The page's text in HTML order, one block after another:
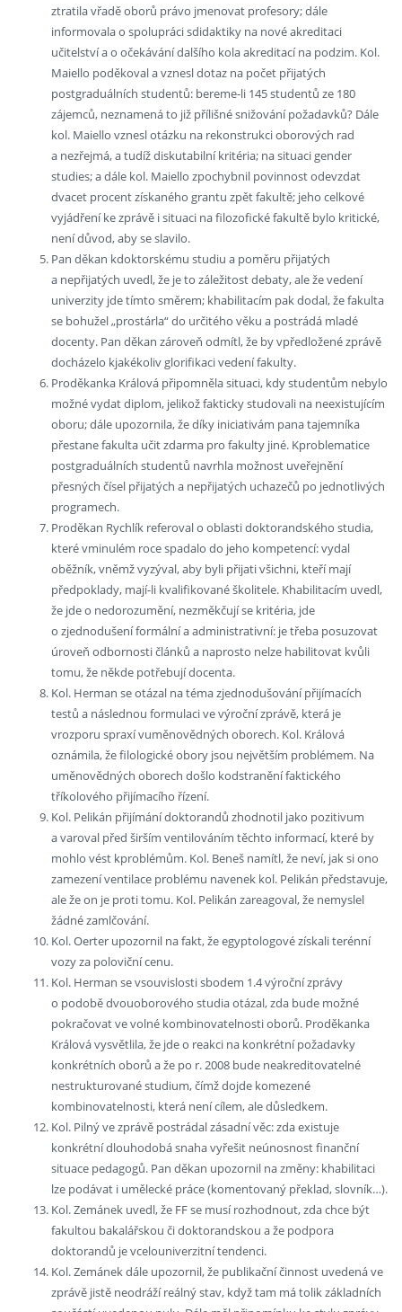
ztratila vřadě oborů právo jmenovat profesory; dále
informovala o spolupráci sdidaktiky na nové akreditaci
učitelství a o očekávání dalšího kola akreditací na podzim. Kol.
Maiello poděkoval a vznesl dotaz na počet přijatých
postgraduálních studentů: bereme-li 145 studentů ze 180
zájemců, neznamená to již přílišné snižování požadavků? Dále
kol. Maiello vznesl otázku na rekonstrukci oborových rad
a nezřejmá, a tudíž diskutabilní kritéria; na situaci gender
studies; a dále kol. Maiello zpochybnil povinnost odevzdat
dvacet procent získaného grantu zpět fakultě; jeho celkové
vyjádření ke zprávě i situaci na filozofické fakultě bylo kritické,
není důvod, aby se slavilo.
Pan děkan kdoktorskému studiu a poměru přijatých
a nepřijatých uvedl, že je to záležitost debaty, ale že vedení
univerzity jde tímto směrem; khabilitacím pak dodal, že fakulta
se bohužel „prostárla“ do určitého věku a postrádá mladé
docenty. Pan děkan zároveň odmítl, že by vpředložené zprávě
docházelo kjakékoliv glorifikaci vedení fakulty.
Proděkanka Králová připomněla situaci, kdy studentům nebylo
možné vydat diplom, jelikož fakticky studovali na neexistujícím
oboru; dále upozornila, že díky iniciativám pana tajemníka
přestane fakulta učit zdarma pro fakulty jiné. Kproblematice
postgraduálních studentů navrhla možnost uveřejnění
přesných čísel přijatých a nepřijatých uchazečů po jednotlivých
programech.
Proděkan Rychlík referoval o oblasti doktorandského studia,
které vminulém roce spadalo do jeho kompetencí: vydal
oběžník, vněmž vyzýval, aby byli přijati všichni, kteří mají
předpoklady, mají-li kvalifikované školitele. Khabilitacím uvedl,
že jde o nedorozumění, nezměkčují se kritéria, jde
o zjednodušení formální a administrativní: je třeba posuzovat
úroveň odbornosti článků a naprosto nelze habilitovat kvůli
tomu, že někde potřebují docenta.
Kol. Herman se otázal na téma zjednodušování přijímacích
testů a následnou formulaci ve výroční zprávě, která je
vrozporu spraxí vuměnovědných oborech. Kol. Králová
oznámila, že filologické obory jsou největším problémem. Na
uměnovědných oborech došlo kodstranění faktického
tříkolového přijímacího řízení.
Kol. Pelikán přijímání doktorandů zhodnotil jako pozitivum
a varoval před širším ventilováním těchto informací, které by
mohlo vést kproblémům. Kol. Beneš namítl, že neví, jak si ono
zamezení ventilace problému navenek kol. Pelikán představuje,
ale že on je proti tomu. Kol. Pelikán zareagoval, že nemyslel
žádné zamlčování.
Kol. Oerter upozornil na fakt, že egyptologové získali terénní
vozy za poloviční cenu.
Kol. Herman se vsouvislosti sbodem 1.4 výroční zprávy
o podobě dvouoborového studia otázal, zda bude možné
pokračovat ve volné kombinovatelnosti oborů. Proděkanka
Králová vysvětlila, že jde o reakci na konkrétní požadavky
konkrétních oborů a že po r. 2008 bude neakreditovatelné
nestrukturované studium, čímž dojde komezené
kombinovatelnosti, která není cílem, ale důsledkem.
Kol. Pilný ve zprávě postrádal zásadní věc: zda existuje
konkrétní dlouhodobá snaha vyřešit neúnosnost finanční
situace pedagogů. Pan děkan upozornil na změny: khabilitaci
lze podávat i umělecké práce (komentovaný překlad, slovník…).
Kol. Zemánek uvedl, že FF se musí rozhodnout, zda chce být
fakultou bakalářskou či doktorandskou a že podpora
doktorandů je vcelouniverzitní tendenci.
Kol. Zemánek dále upozornil, že publikační činnost uvedená ve
zprávě jistě neodráží reálný stav, když tam má tolik základních